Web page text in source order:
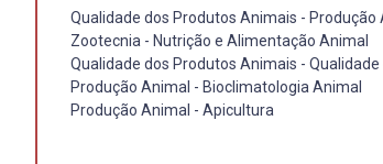
Qualidade dos Produtos Animais - Produção
Zootecnia - Nutrição e Alimentação Animal
Qualidade dos Produtos Animais - Qualidade
Produção Animal - Bioclimatologia Animal
Produção Animal - Apicultura